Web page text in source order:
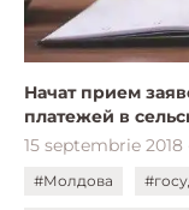
Начат прием
платежей в
15 septembrie
#Молдова